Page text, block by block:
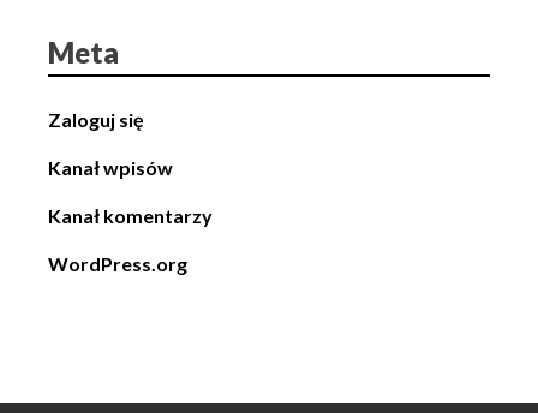
Meta
Zaloguj się
Kanał wpisów
Kanał komentarzy
WordPress.org